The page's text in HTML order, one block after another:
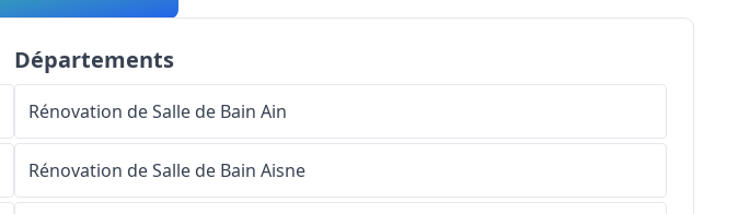
Départements
Rénovation de Salle de Bain Ain
Rénovation de Salle de Bain Aisne